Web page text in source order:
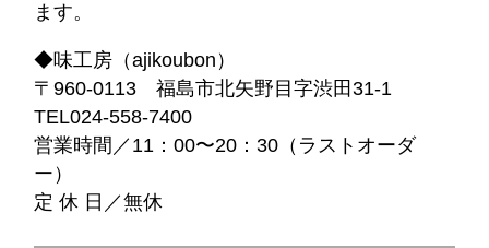
ます。
◆味工房（ajikoubon）
〒960-0113 福島市北矢野目字渋田31-1
TEL024-558-7400
営業時間／11：00〜20：30（ラストオーダ
ー）
定 休 日／無休